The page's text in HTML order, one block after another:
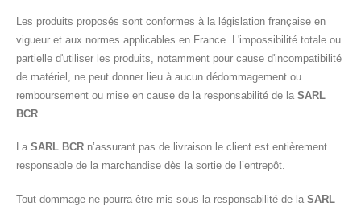
Les produits proposés sont conformes à la législation française en
vigueur et aux normes applicables en France. L'impossibilité totale ou
partielle d'utiliser les produits, notamment pour cause d'incompatibilité
de matériel, ne peut donner lieu à aucun dédommagement ou
remboursement ou mise en cause de la responsabilité de la SARL
BCR
La SARL BCR n’assurant pas de livraison le client est entièrement
responsable de la marchandise dès la sortie de l’entrepôt.
Tout dommage ne pourra être mis sous la responsabilité de la SARL